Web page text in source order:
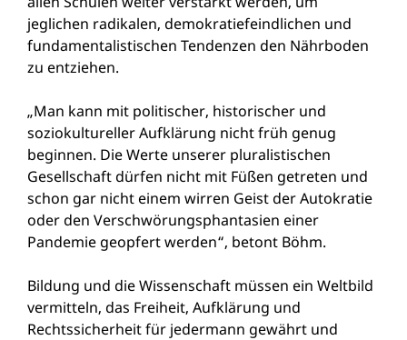
jeglichen radikalen, demokratiefeindlichen und
fundamentalistischen Tendenzen den Nährboden
zu entziehen.
„Man kann mit politischer, historischer und
soziokultureller Aufklärung nicht früh genug
beginnen. Die Werte unserer pluralistischen
Gesellschaft dürfen nicht mit Füßen getreten und
schon gar nicht einem wirren Geist der Autokratie
oder den Verschwörungsphantasien einer
Pandemie geopfert werden“, betont Böhm.
Bildung und die Wissenschaft müssen ein Weltbild
vermitteln, das Freiheit, Aufklärung und
Rechtssicherheit für jedermann gewährt und